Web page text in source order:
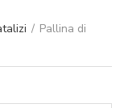
/ Pallina di